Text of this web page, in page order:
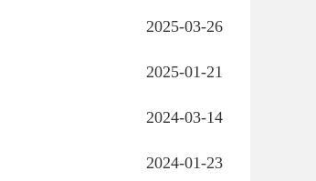
2025-03-26
2025-01-21
2024-03-14
2024-01-23